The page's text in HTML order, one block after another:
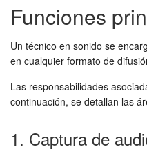
Funciones
Un técnico en sonido se
en cualquier formato de
Las responsabilidades
continuación, se detallan las
1. Captura de